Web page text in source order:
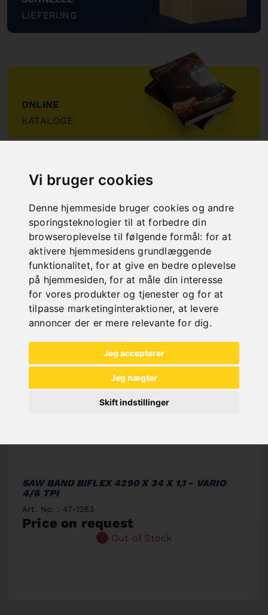
Vi bruger cookies
Denne hjemmeside bruger cookies og andre
sporingsteknologier til at forbedre din
browseroplevelse til følgende formål: for at
aktivere hjemmesidens grundlæggende
funktionalitet,for at give en bedre oplevelse
på hjemmesiden,for at måle din interesse
for vores produkter og tjenester og for at
tilpasse marketinginteraktioner, at levere
annoncer der er mere relevante for dig.
Jeg accepterer
Jeg nægter
Skift indstillinger
LIEFERUNG
"
ONLINE
KATALOGE
"
NEW PRODUCTS
SAW BAND BIFLEX 4290 X 34 X 1,1 - VARIO
4/6 TPI
Art. No. : 47-1283
Price on request
Out of Stock